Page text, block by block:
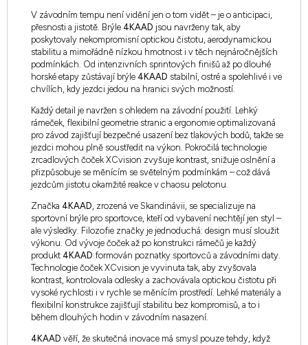
V závodním tempu není vidění jen o tom vidět – je o anticipaci,
přesnosti a jistotě. Brýle 4KAAD jsou navrženy tak, aby
poskytovaly nekompromisní optickou čistotu, aerodynamickou
stabilitu a mimořádně nízkou hmotnost i v těch nejnáročnějších
podmínkách. Od intenzivních sprintových finišů až po dlouhé
horské etapy zůstávají brýle 4KAAD stabilní, ostré a spolehlivé i ve
chvílích, kdy jezdci jedou na hranici svých možností.
Každý detail je navržen s ohledem na závodní použití. Lehký
rámeček, flexibilní geometrie stranic a ergonomie optimalizovaná
pro závod zajišťují bezpečné usazení bez tlakových bodů, takže se
jezdci mohou plně soustředit na výkon. Pokročilá technologie
zrcadlových čoček XCvision zvyšuje kontrast, snižuje oslnění a
přizpůsobuje se měnícím se světelným podmínkám – což dává
jezdcům jistotu okamžité reakce v chaosu pelotonu.
Značka 4KAAD, zrozená ve Skandinávii, se specializuje na
sportovní brýle pro sportovce, kteří od vybavení nechtějí jen styl –
ale výsledky. Filozofie značky je jednoduchá: design musí sloužit
výkonu. Od vývoje čoček až po konstrukci rámečů je každý
produkt 4KAAD formován poznatky sportovců a závodními daty.
Technologie čoček XCvision je vyvinuta tak, aby zvyšovala
kontrast, kontrolovala odlesky a zachovávala optickou čistotu při
vysoké rychlosti i v rychle se měnícím prostředí. Lehké materiály a
flexibilní konstrukce zajišťují stabilitu bez kompromisů, a to i
během dlouhých hodin v závodním nasazení.
4KAAD věří, že skutečná inovace má smysl pouze tehdy, když